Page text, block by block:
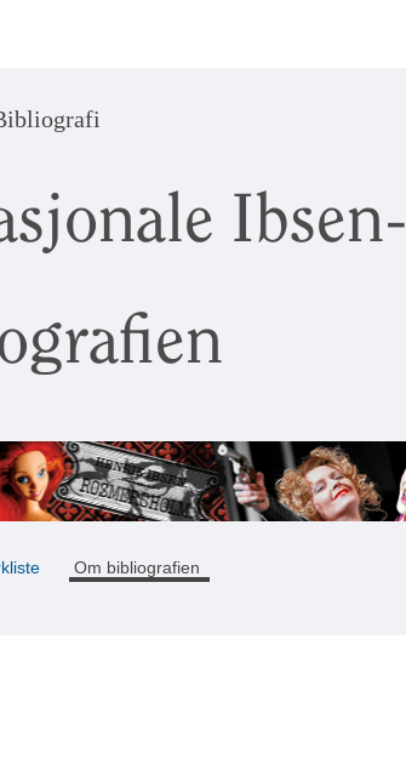
Ibsen-
Om bibliografien